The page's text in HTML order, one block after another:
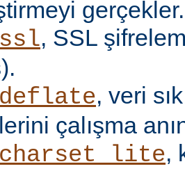
gerçekler.
, SSL
, veri
çalışma
,